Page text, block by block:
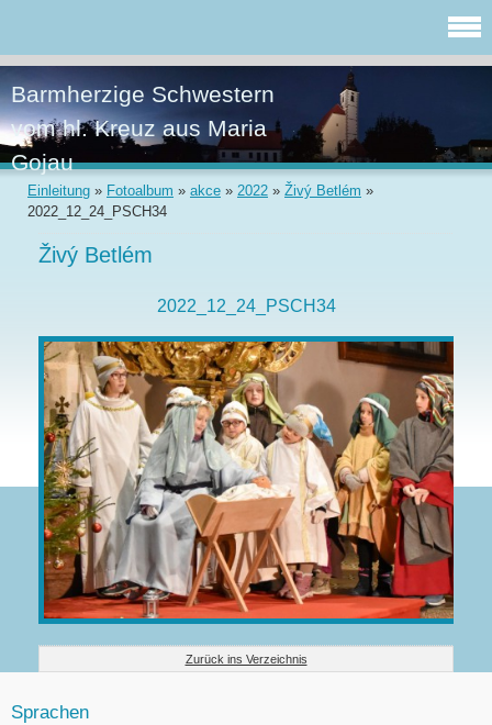
Barmherzige Schwestern
vom hl. Kreuz aus Maria
Gojau
Einleitung » Fotoalbum » akce » 2022 » Živý Betlém »
2022_12_24_PSCH34
Živý Betlém
2022_12_24_PSCH34
Zurück ins Verzeichnis
Sprachen